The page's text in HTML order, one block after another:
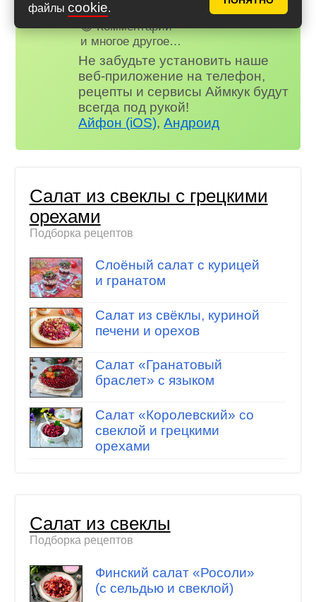
файлы cookie.
😋 Фотоотчеты
😃 Комментарии
и многое другое…
Не забудьте установить наше
веб-приложение на телефон,
рецепты и сервисы Аймкук будут
всегда под рукой!
Айфон (iOS),Андроид
Салат из свеклы с грецкими
орехами
Подборка рецептов
Слоёный салат с курицей
и гранатом
Салат из свёклы, куриной
печени и орехов
Салат «Гранатовый
браслет» с языком
Салат «Королевский» со
свеклой и грецкими
орехами
Салат из свеклы
Подборка рецептов
Финский салат «Росоли»
(с сельдью и свеклой)